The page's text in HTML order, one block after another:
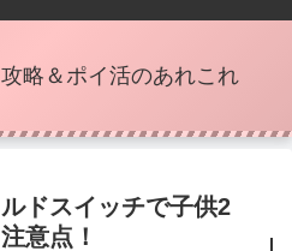
略＆ポイ活のあれこれ
ドスイッチで子供2
意点！